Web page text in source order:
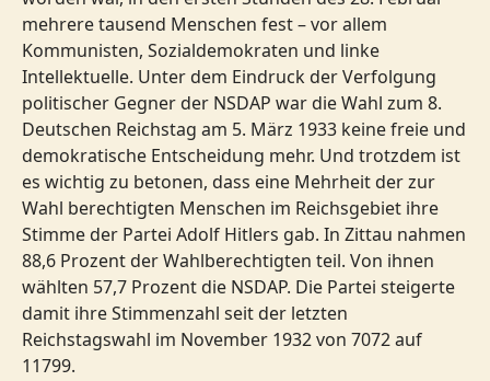
mehrere tausend Menschen fest – vor allem
Kommunisten, Sozialdemokraten und linke
Intellektuelle. Unter dem Eindruck der Verfolgung
politischer Gegner der NSDAP war die Wahl zum 8.
Deutschen Reichstag am 5. März 1933 keine freie und
demokratische Entscheidung mehr. Und trotzdem ist
es wichtig zu betonen, dass eine Mehrheit der zur
Wahl berechtigten Menschen im Reichsgebiet ihre
Stimme der Partei Adolf Hitlers gab. In Zittau nahmen
88,6 Prozent der Wahlberechtigten teil. Von ihnen
wählten 57,7 Prozent die NSDAP. Die Partei steigerte
damit ihre Stimmenzahl seit der letzten
Reichstagswahl im November 1932 von 7072 auf
11799.